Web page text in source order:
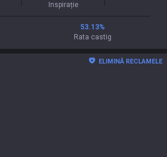
Inspirație
53.13%
Rata castig
ELIMINĂ RECLAMELE